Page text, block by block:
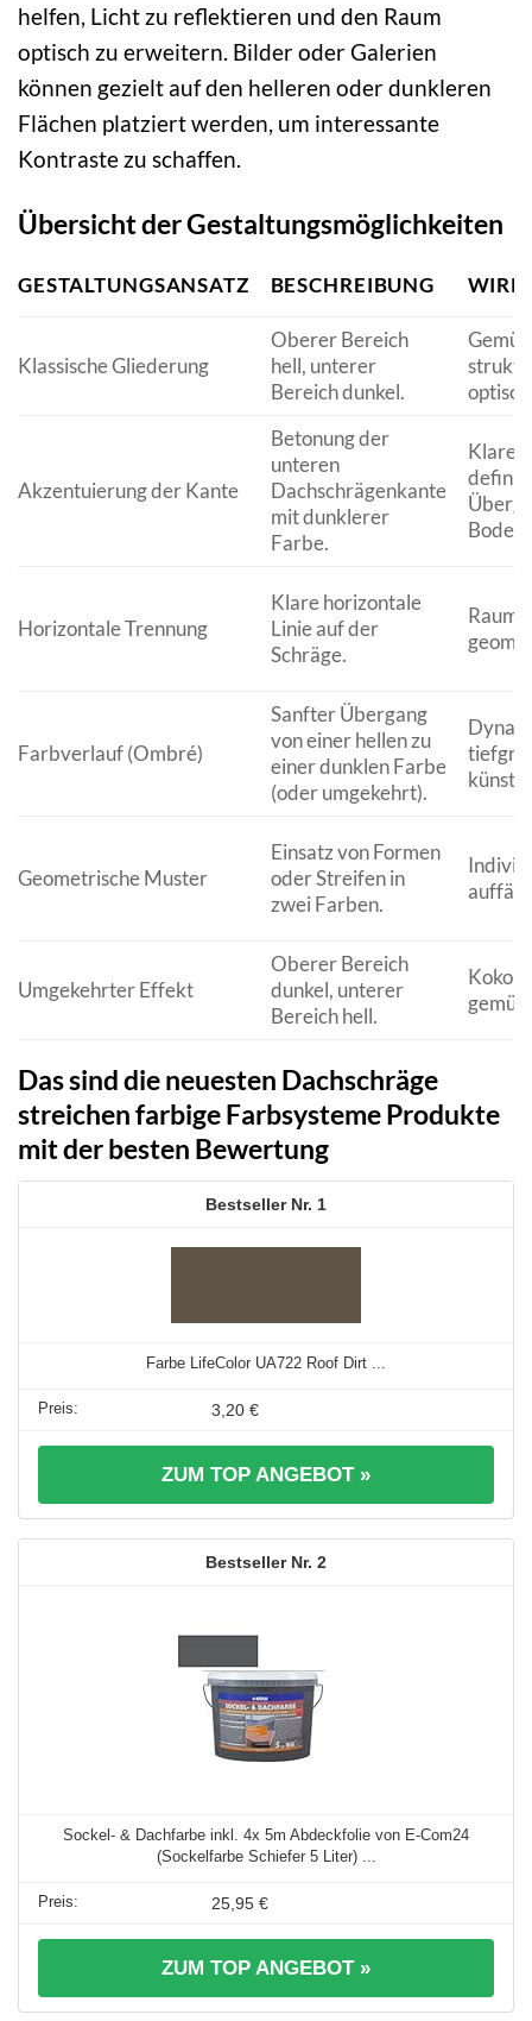
helfen, Licht zu reflektieren und den Raum
optisch zu erweitern. Bilder oder Galerien
können gezielt auf den helleren oder dunkleren
Flächen platziert werden, um interessante
Kontraste zu schaffen.
Übersicht der Gestaltungsmöglichkeiten
GESTALTUNGSANSATZ BESCHREIBUNG
Klassische Gliederung
Oberer Bereich
hell, unterer
Bereich dunkel.
Akzentuierung der Kante
Betonung der
unteren
Dachschrägenkante
mit dunklerer
Farbe.
Klare
Boden.
Horizontale Trennung
Klare horizontale
Linie auf der
Schräge.
Farbverlauf (Ombré)
Sanfter Übergang
von einer hellen zu
einer dunklen Farbe
(oder umgekehrt).
Geometrische Muster
Einsatz von Formen
oder Streifen in
zwei Farben.
Umgekehrter Effekt
Oberer Bereich
dunkel, unterer
Bereich hell.
Das sind die neuesten Dachschräge
streichen farbige Farbsysteme Produkte
mit der besten Bewertung
1
Farbe LifeColor UA722 Roof Dirt ...
3,20 €
ZUM TOP ANGEBOT »
2
Sockel- & Dachfarbe inkl. 4x 5m Abdeckfolie von E-Com24
(Sockelfarbe Schiefer 5 Liter) ...
25,95 €
ZUM TOP ANGEBOT »